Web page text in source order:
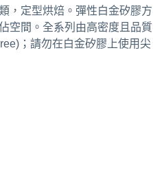
，定型烘焙。彈性白金矽膠方
空間。全系列由高密度且品質
；請勿在白金矽膠上使用尖